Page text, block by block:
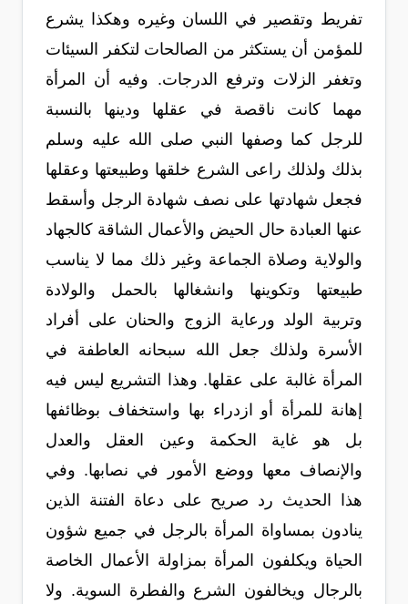
تفريط وتقصير في اللسان وغيره وهكذا يشرع
للمؤمن أن يستكثر من الصالحات لتكفر السيئات
وتغفر الزلات وترفع الدرجات. وفيه أن المرأة
مهما كانت ناقصة في عقلها ودينها بالنسبة
للرجل كما وصفها النبي صلى الله عليه وسلم
بذلك ولذلك راعى الشرع خلقها وطبيعتها وعقلها
فجعل شهادتها على نصف شهادة الرجل وأسقط
عنها العبادة حال الحيض والأعمال الشاقة كالجهاد
والولاية وصلاة الجماعة وغير ذلك مما لا يناسب
طبيعتها وتكوينها وانشغالها بالحمل والولادة
وتربية الولد ورعاية الزوج والحنان على أفراد
الأسرة ولذلك جعل الله سبحانه العاطفة في
المرأة غالبة على عقلها. وهذا التشريع ليس فيه
إهانة للمرأة أو ازدراء بها واستخفاف بوظائفها
بل هو غاية الحكمة وعين العقل والعدل
والإنصاف معها ووضع الأمور في نصابها. وفي
هذا الحديث رد صريح على دعاة الفتنة الذين
ينادون بمساواة المرأة بالرجل في جميع شؤون
الحياة ويكلفون المرأة بمزاولة الأعمال الخاصة
بالرجال ويخالفون الشرع والفطرة السوية. ولا